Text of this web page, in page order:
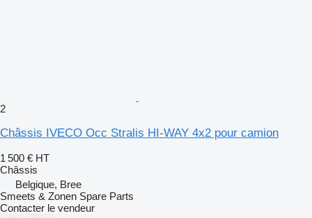
2
Châssis IVECO Occ Stralis HI-WAY 4x2 pour camion
1 500 € HT
Châssis
Belgique, Bree
Smeets & Zonen Spare Parts
Contacter le vendeur